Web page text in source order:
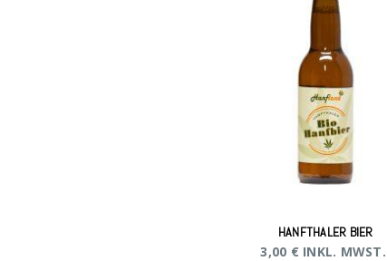
HANFTHALER BIER
3,00 € INKL. MWST.